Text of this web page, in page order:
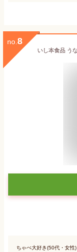
no. 8
ちゃぺ大好き(50代・女性)